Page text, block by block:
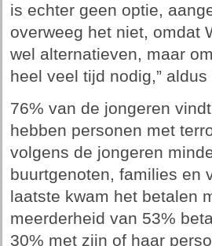
is echter geen optie,
overweeg het niet, omdat
wel alternatieven, maar
heel veel tijd nodig,”
76% van de jongeren
hebben personen met
volgens de jongeren
buurtgenoten, families en
laatste kwam het betalen
meerderheid van 53%
30% met zijn of haar